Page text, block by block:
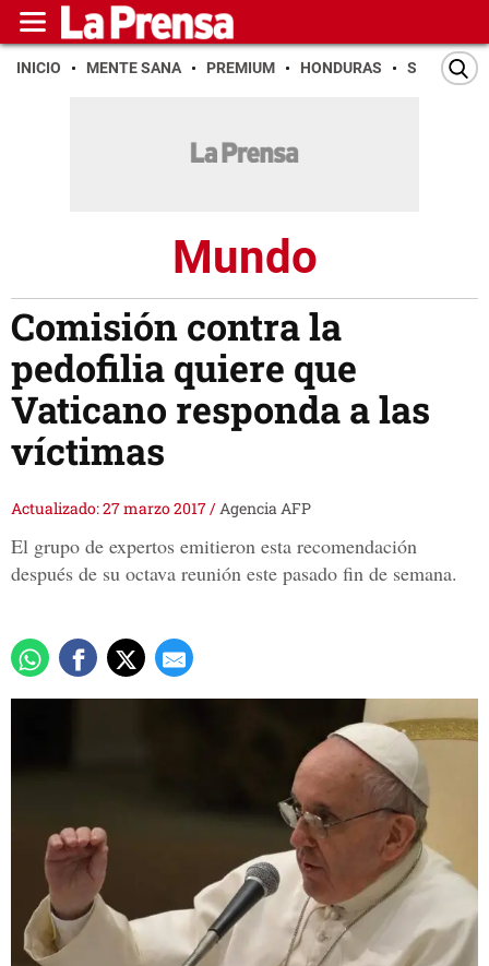
INICIO MENTE SANA PREMIUM HONDURAS SAN PEDRO
Mundo
Comisión contra la
pedofilia quiere que
Vaticano responda a las
víctimas
Actualizado: 27 marzo 2017/Agencia AFP
El grupo de expertos emitieron esta recomendación
después de su octava reunión este pasado fin de semana.